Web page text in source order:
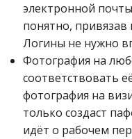
электронной
понятно, привязав
Логины не нужно
Фотография на
соответствовать
фотография на
только создаст
идёт о рабочем